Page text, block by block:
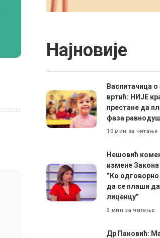
Најновије
Васпитачица о
вртић: НИЈЕ
престане да
фаза
10 мин за читање
Нешовић
измене
”Ко одговорно
да се плаши да
лиценцу”
3 мин за читање
Др Пановић: